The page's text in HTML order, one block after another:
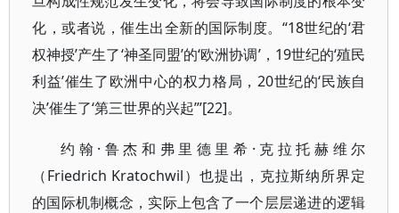
化，或者说，催生出全新的国际制度。“18世纪的‘君
权神授’产生了‘神圣同盟’的‘欧洲协调’，19世纪的‘殖民
利益’催生了欧洲中心的权力格局，20世纪的‘民族自
决’催生了‘第三世界的兴起’”[22]。
约翰·鲁杰和弗里德里希·克拉托赫维尔
（Friedrich Kratochwil）也提出，克拉斯纳所界定
的国际机制概念，实际上包含了一个层层递进的逻辑